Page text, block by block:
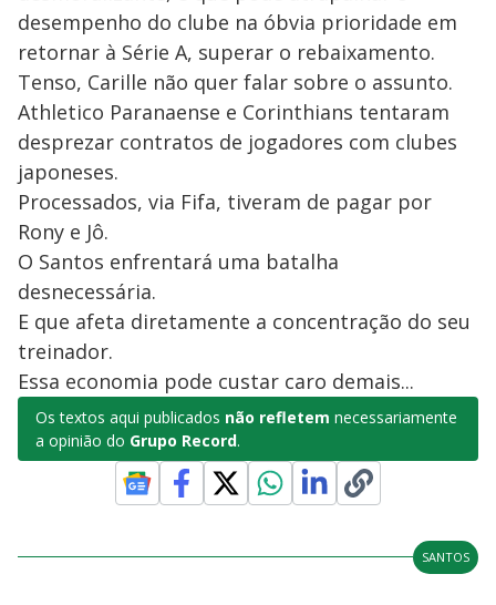
desempenho do clube na óbvia prioridade em
retornar à Série A, superar o rebaixamento.
Tenso, Carille não quer falar sobre o assunto.
Athletico Paranaense e Corinthians tentaram
desprezar contratos de jogadores com clubes
japoneses.
Processados, via Fifa, tiveram de pagar por
Rony e Jô.
O Santos enfrentará uma batalha
desnecessária.
E que afeta diretamente a concentração do seu
treinador.
Essa economia pode custar caro demais...
Os textos aqui publicados não refletem necessariamente
a opinião do Grupo Record.
SANTOS